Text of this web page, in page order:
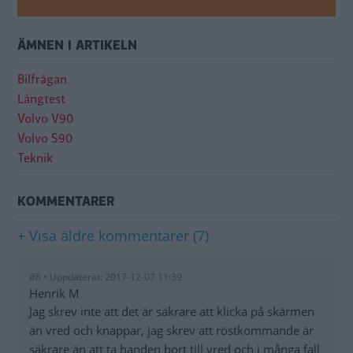
ÄMNEN I ARTIKELN
Bilfrågan
Långtest
Volvo V90
Volvo S90
Teknik
KOMMENTARER
+ Visa äldre kommentarer (7)
#8 • Uppdaterat: 2017-12-07 11:39
Henrik M
Jag skrev inte att det är säkrare att klicka på skärmen
än vred och knappar, jag skrev att röstkommande är
säkrare än att ta handen bort till vred och i många fall